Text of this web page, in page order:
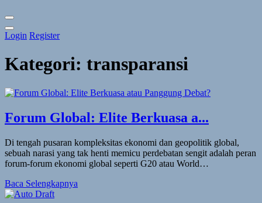
Toggle
Theme
Login Register
Kategori: transparansi
Forum Global: Elite Berkuasa a...
Di tengah pusaran kompleksitas ekonomi dan geopolitik global,
sebuah narasi yang tak henti memicu perdebatan sengit adalah peran
forum-forum ekonomi global seperti G20 atau World…
Baca Selengkapnya